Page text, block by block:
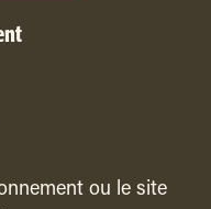
ou le site